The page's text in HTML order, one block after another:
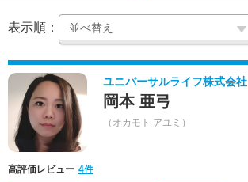
表示順：
ユニバーサルライフ株式会社
岡本 亜弓
（オカモト アユミ）
高評価レビュー 4件